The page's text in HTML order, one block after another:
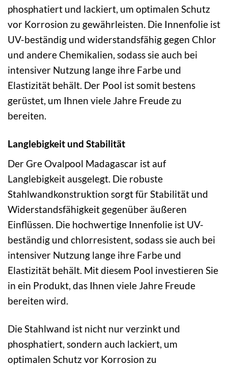
phosphatiert und lackiert, um optimalen Schutz
vor Korrosion zu gewährleisten. Die Innenfolie ist
UV-beständig und widerstandsfähig gegen Chlor
und andere Chemikalien, sodass sie auch bei
intensiver Nutzung lange ihre Farbe und
Elastizität behält. Der Pool ist somit bestens
gerüstet, um Ihnen viele Jahre Freude zu
bereiten.
Langlebigkeit und Stabilität
Der Gre Ovalpool Madagascar ist auf
Langlebigkeit ausgelegt. Die robuste
Stahlwandkonstruktion sorgt für Stabilität und
Widerstandsfähigkeit gegenüber äußeren
Einflüssen. Die hochwertige Innenfolie ist UV-
beständig und chlorresistent, sodass sie auch bei
intensiver Nutzung lange ihre Farbe und
Elastizität behält. Mit diesem Pool investieren Sie
in ein Produkt, das Ihnen viele Jahre Freude
bereiten wird.
Die Stahlwand ist nicht nur verzinkt und
phosphatiert, sondern auch lackiert, um
optimalen Schutz vor Korrosion zu